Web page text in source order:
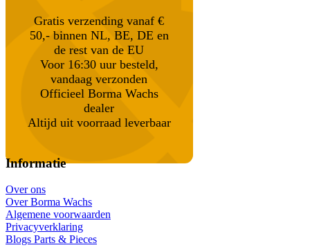
Gratis verzending vanaf €
50,- binnen NL, BE, DE en
de rest van de EU
Voor 16:30 uur besteld,
vandaag verzonden
Officieel Borma Wachs
dealer
Altijd uit voorraad leverbaar
Informatie
Over ons
Over Borma Wachs
Algemene voorwaarden
Privacyverklaring
Blogs Parts & Pieces